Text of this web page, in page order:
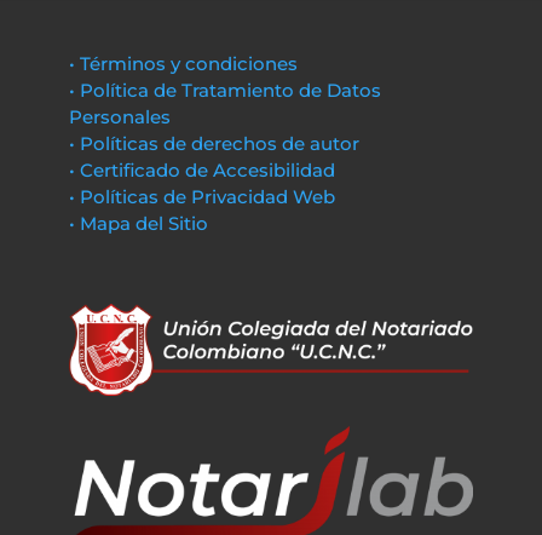
• Términos y condiciones
• Política de Tratamiento de Datos
Personales
• Políticas de derechos de autor
• Certificado de Accesibilidad
• Políticas de Privacidad Web
• Mapa del Sitio